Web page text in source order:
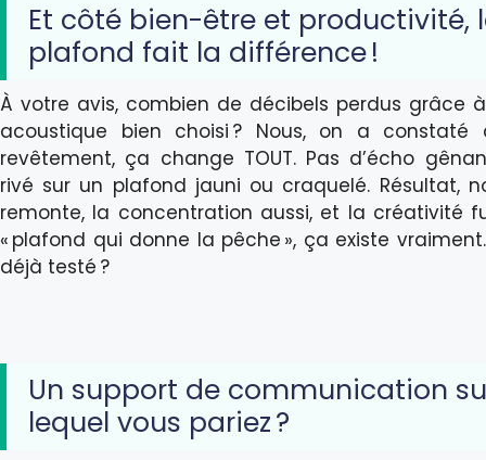
Et côté bien-être et productivité,
plafond fait la différence !
À votre avis, combien de décibels perdus grâce
acoustique bien choisi ? Nous, on a
revêtement, ça change TOUT. Pas d’écho
rivé sur un plafond jauni ou craquelé. Résultat,
remonte, la concentration aussi, et la créativité
« plafond qui donne la pêche », ça existe vraiment.
déjà testé ?
Un support de communication
lequel vous pariez ?